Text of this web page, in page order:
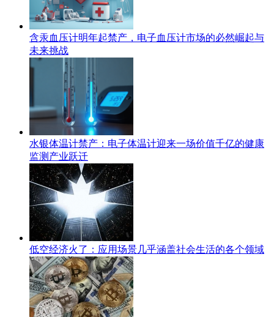
含汞血压计明年起禁产，电子血压计市场的必然崛起与
未来挑战
水银体温计禁产：电子体温计迎来一场价值千亿的健康
监测产业跃迁
低空经济火了：应用场景几乎涵盖社会生活的各个领域